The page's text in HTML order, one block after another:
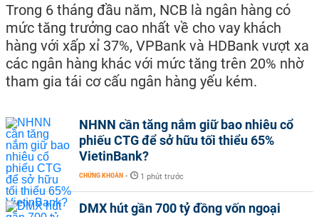
Trong 6 tháng đầu năm, NCB là ngân hàng có
mức tăng trưởng cao nhất về cho vay khách
hàng với xấp xỉ 37%, VPBank và HDBank vượt xa
các ngân hàng khác với mức tăng trên 20% nhờ
tham gia tái cơ cấu ngân hàng yếu kém.
NHNN cần tăng nắm giữ bao nhiêu cổ
phiếu CTG để sở hữu tối thiểu 65%
VietinBank?
CHỨNG KHOÁN - 1 phút trước
DMX hút gần 700 tỷ đồng vốn ngoại